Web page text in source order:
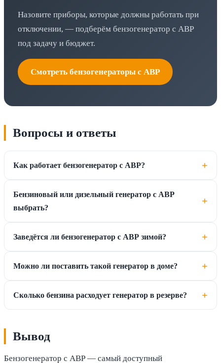
Назовите приборы, которые должны работать при
отключении, — подберём бензогенератор с АВР
под задачу и бюджет.
Смотреть бензогенераторы с АВР
Вопросы и ответы
Как работает бензогенератор с АВР?
Бензиновый или дизельный генератор с АВР
выбрать?
Заведётся ли бензогенератор с АВР зимой?
Можно ли поставить такой генератор в доме?
Сколько бензина расходует генератор в резерве?
Вывод
Бензогенератор с АВР — самый доступный